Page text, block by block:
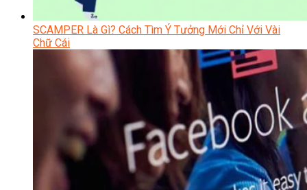
SCAMPER Là Gì? Cách Tìm Ý Tưởng Mới Chỉ Với Vài
Chữ Cái